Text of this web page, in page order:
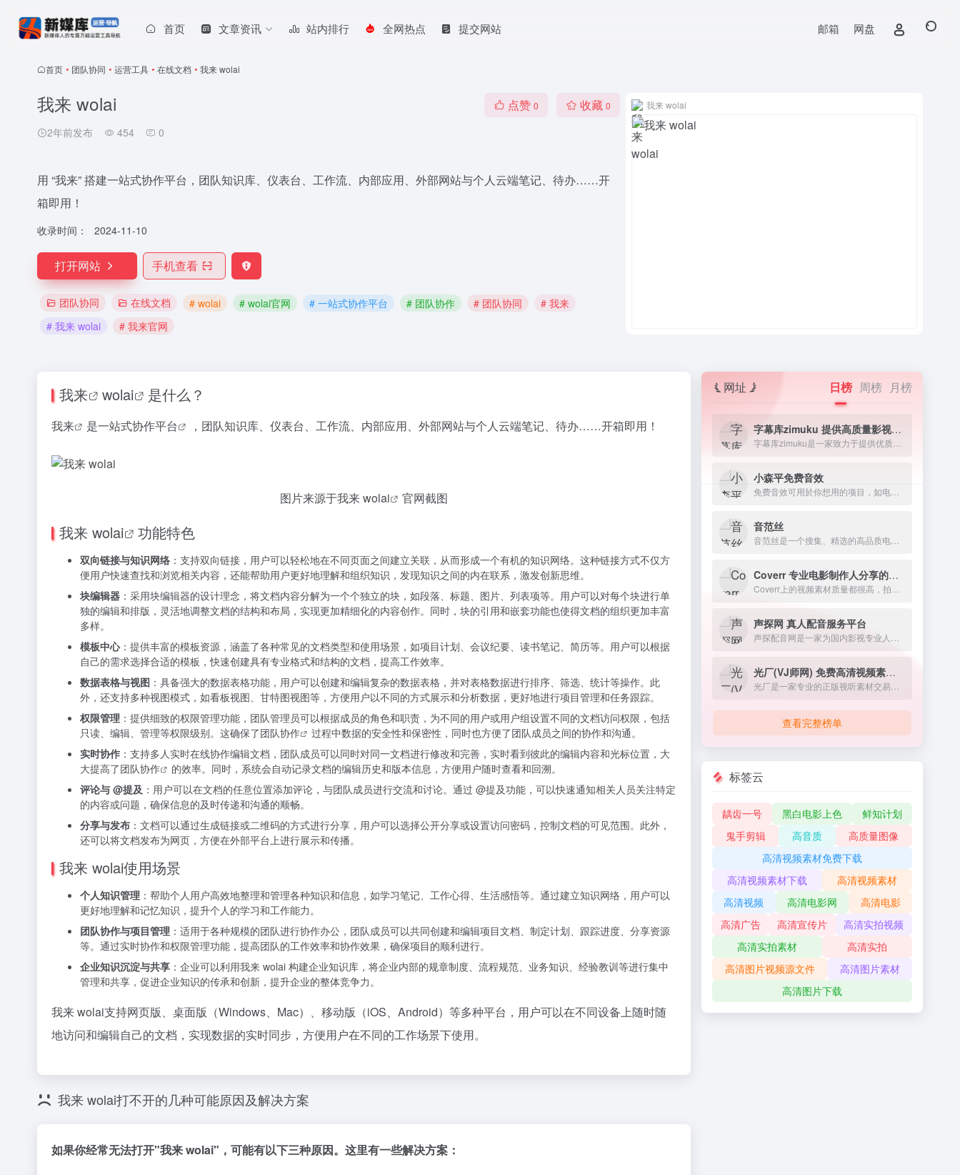
首页 文章资讯 站内排行 全网热点 提交网站 邮箱 网盘
首页 • 团队协同 • 运营工具 • 在线文档 • 我来 wolai
我来 wolai
2年前发布 454 0
点赞 0 收藏 0
用 “我来” 搭建一站式协作平台，团队知识库、仪表台、工作流、内部应用、外部网站与个人云端笔记、待办……开
箱即用！
收录时间： 2024-11-10
打开网站 手机查看
团队协同 在线文档 # wolai # wolai官网 # 一站式协作平台 # 团队协作 # 团队协同
# 我来
# 我来 wolai
# 我来官网
我来 wolai
我来 wolai 是什么？
我来 是一站式协作平台 ，团队知识库、仪表台、工作流、内部应用、外部网站与个人云端笔记、待办……开箱即用！
图片来源于我来wolai 官网截图
我来 wolai 功能特色
双向链接与知识网络 ：支持双向链接，用户可以轻松地在不同页面之间建立关联，从而形成一个有机的知识网络。这种链接方式不仅方
便用户快速查找和浏览相关内容，还能帮助用户更好地理解和组织知识，发现知识之间的内在联系，激发创新思维。
块编辑器 ：采用块编辑器的设计理念，将文档内容分解为一个个独立的块，如段落、标题、图片、列表项等。用户可以对每个块进行单
独的编辑和排版，灵活地调整文档的结构和布局，实现更加精细化的内容创作。同时，块的引用和嵌套功能也使得文档的组织更加丰富
多样。
模板中心：提供丰富的模板资源，涵盖了各种常见的文档类型和使用场景，如项目计划、会议纪要、读书笔记、简历等。用户可以根据
自己的需求选择合适的模板，快速创建具有专业格式和结构的文档，提高工作效率。
数据表格与视图 ：具备强大的数据表格功能，用户可以创建和编辑复杂的数据表格，并对表格数据进行排序、筛选、统计等操作。此
外，还支持多种视图模式，如看板视图、甘特图视图等，方便用户以不同的方式展示和分析数据，更好地进行项目管理和任务跟踪。
权限管理 ：提供细致的权限管理功能，团队管理员可以根据成员的角色和职责，为不同的用户或用户组设置不同的文档访问权限，包括
只读、编辑、管理等权限级别。这确保了团队协作
过程中数据的安全性和保密性，同时也方便了团队成员之间的协作和沟通。
实时协作 ：支持多人实时在线协作编辑文档，团队成员可以同时对同一文档进行修改和完善，实时看到彼此的编辑内容和光标位置，大
大提高了团队协作
的效率。同时，系统会自动记录文档的编辑历史和版本信息，方便用户随时查看和回溯。
评论与 @提及 ：用户可以在文档的任意位置添加评论，与团队成员进行交流和讨论。通过 @提及功能，可以快速通知相关人员关注特定
的内容或问题，确保信息的及时传递和沟通的顺畅。
分享与发布 ：文档可以通过生成链接或二维码的方式进行分享，用户可以选择公开分享或设置访问密码，控制文档的可见范围。此外，
还可以将文档发布为网页，方便在外部平台上进行展示和传播。
我来 wolai使用场景
个人知识管理 ：帮助个人用户高效地整理和管理各种知识和信息，如学习笔记、工作心得、生活感悟等。通过建立知识网络，用户可以
更好地理解和记忆知识，提升个人的学习和工作能力。
团队协作与项目管理 ：适用于各种规模的团队进行协作办公，团队成员可以共同创建和编辑项目文档、制定计划、跟踪进度、分享资源
等。通过实时协作和权限管理功能，提高团队的工作效率和协作效果，确保项目的顺利进行。
企业知识沉淀与共享 ：企业可以利用我来 wolai 构建企业知识库，将企业内部的规章制度、流程规范、业务知识、经验教训等进行集中
管理和共享，促进企业知识的传承和创新，提升企业的整体竞争力。
我来 wolai支持网页版、桌面版（Windows、Mac）、移动版（iOS、Android）等多种平台，用户可以在不同设备上随时随
地访问和编辑自己的文档，实现数据的实时同步，方便用户在不同的工作场景下使用。
我来 wolai打不开的几种可能原因及解决方案
如果你经常无法打开"我来 wolai"，可能有以下三种原因。这里有一些解决方案：
网址 日榜 周榜 月榜
字幕库zimuku 提供高质量影视字幕下载网站
小森平免费音效
音范丝
Coverr 专业电影制作人分享的免费商用视频素材
声探网 真人配音服务平台
光厂(VJ师网) 免费高清视频素材下载
查看完整榜单
标签云
龋齿一号 黑白电影上色
鲜知计划
鬼手剪辑
高音质
高质量图像
高清视频素材免费下载
高清视频素材下载
高清视频素材
高清视频
高清电影网
高清电影
高清广告
高清宣传片
高清实拍视频
高清实拍素材
高清实拍
高清图片视频源文件
高清图片素材
高清图片下载